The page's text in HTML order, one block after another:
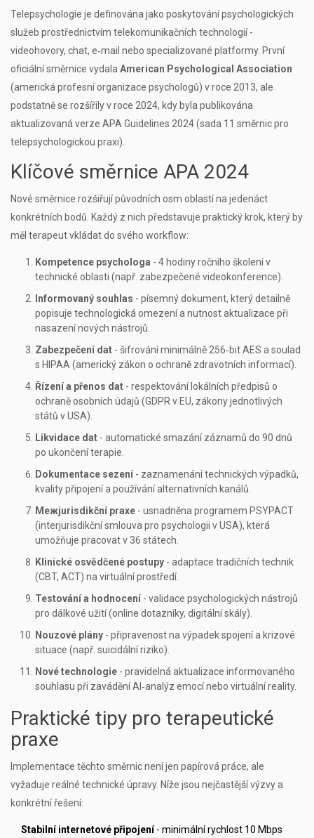
Telepsychologie je definována jako poskytování psychologických
služeb prostřednictvím telekomunikačních technologií -
videohovory, chat, e‑mail nebo specializované platformy. První
oficiální směrnice vydala American Psychological Association
(americká profesní organizace psychologů) v roce 2013, ale
podstatně se rozšířily v roce 2024, kdy byla publikována
aktualizovaná verze APA Guidelines 2024(sada 11 směrnic pro
telepsychologickou praxi)
Klíčové směrnice APA 2024
Nové směrnice rozšiřují původních osm oblastí na jedenáct
konkrétních bodů. Každý z nich představuje praktický krok, který by
měl terapeut vkládat do svého workflow:
Kompetence psychologa - 4 hodiny ročního školení v
technické oblasti (např. zabezpečené videokonference).
Informovaný souhlas - písemný dokument, který detailně
popisuje technologická omezení a nutnost aktualizace při
nasazení nových nástrojů.
Zabezpečení dat - šifrování minimálně 256‑bit AES a soulad
s HIPAA (americký zákon o ochraně zdravotních informací)
Řízení a přenos dat - respektování lokálních předpisů o
ochraně osobních údajů (GDPR v EU, zákony jednotlivých
států v USA).
Likvidace dat - automatické smazání záznamů do 90 dnů
po ukončení terapie.
Dokumentace sezení - zaznamenání technických výpadků,
kvality připojení a používání alternativních kanálů.
Mежjurisdikční praxe - usnadněna programem PSYPACT
(interjurisdikční smlouva pro psychologii v USA), která
umožňuje pracovat v 36 státech.
Klinické osvědčené postupy - adaptace tradičních technik
(CBT, ACT) na virtuální prostředí.
Testování a hodnocení - validace psychologických nástrojů
pro dálkové užití (online dotazníky, digitální skály).
Nouzové plány - připravenost na výpadek spojení a krizové
situace (např. suicidální riziko).
Nové technologie - pravidelná aktualizace informovaného
souhlasu při zavádění AI‑analýz emocí nebo virtuální reality.
Praktické tipy pro terapeutické
praxe
Implementace těchto směrnic není jen papírová práce, ale
vyžaduje reálné technické úpravy. Níže jsou nejčastější výzvy a
konkrétní řešení:
Stabilní internetové připojení- minimální rychlost 10 Mbps